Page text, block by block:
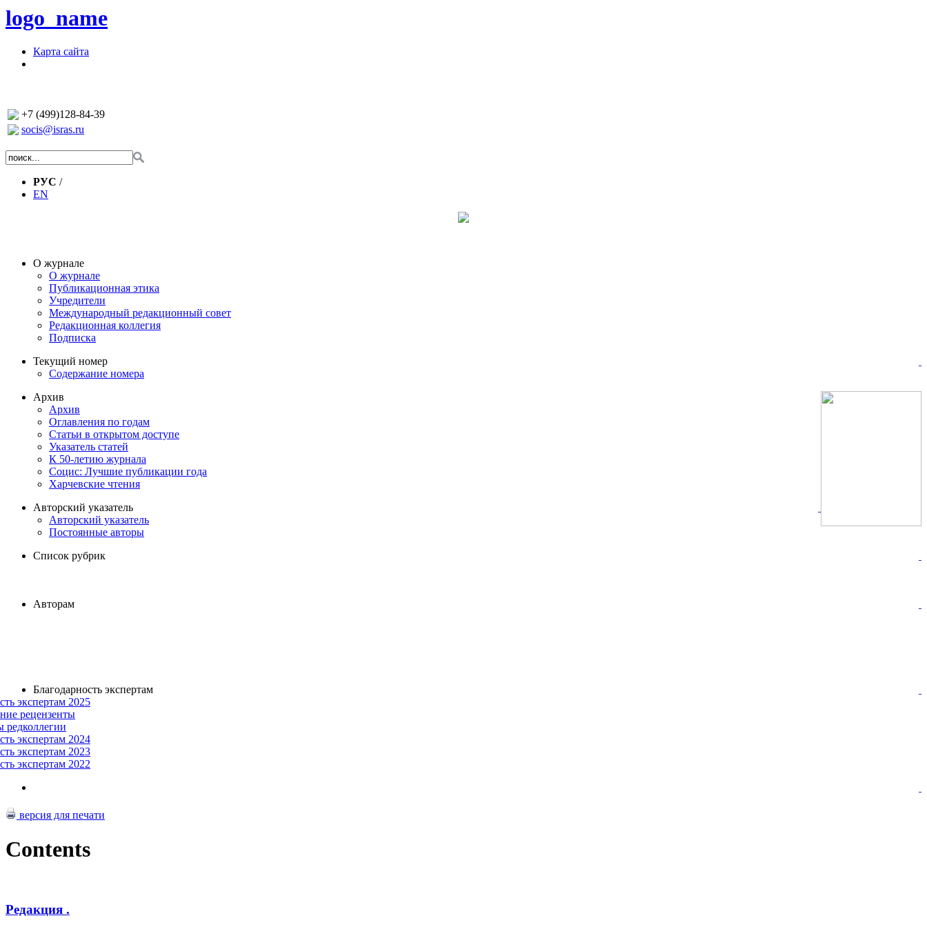
logo_name
Карта сайта
+7 (499)128-84-39
socis@isras.ru
РУС /
EN
О журнале
О журнале
Публикационная этика
Учредители
Международный редакционный совет
Редакционная коллегия
Подписка
Текущий номер
Содержание номера
Архив
Архив
Оглавления по годам
Статьи в открытом доступе
Указатель статей
К 50-летию журнала
Социс: Лучшие публикации года
Харчевские чтения
Авторский указатель
Авторский указатель
Постоянные авторы
Список рубрик
Авторам
Благодарность экспертам
экспертам 2025
рецензенты
редколлегии
экспертам 2024
экспертам 2023
экспертам 2022
версия для печати
Contents
Редакция .